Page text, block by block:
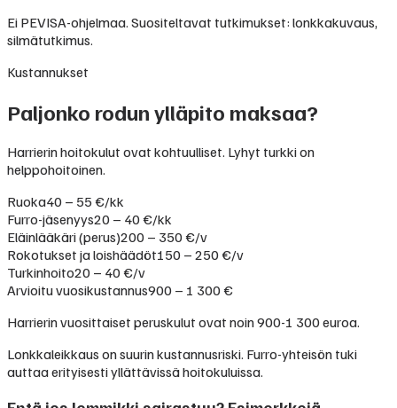
Ei PEVISA-ohjelmaa. Suositeltavat tutkimukset: lonkkakuvaus,
silmätutkimus.
Kustannukset
Paljonko rodun ylläpito maksaa?
Harrierin hoitokulut ovat kohtuulliset. Lyhyt turkki on
helppohoitoinen.
Ruoka40 – 55 €/kk
Furro-jäsenyys20 – 40 €/kk
Eläinlääkäri (perus)200 – 350 €/v
Rokotukset ja loishäädöt150 – 250 €/v
Turkinhoito20 – 40 €/v
Arvioitu vuosikustannus900 – 1 300 €
Harrierin vuosittaiset peruskulut ovat noin 900-1 300 euroa.
Lonkkaleikkaus on suurin kustannusriski. Furro-yhteisön tuki
auttaa erityisesti yllättävissä hoitokuluissa.